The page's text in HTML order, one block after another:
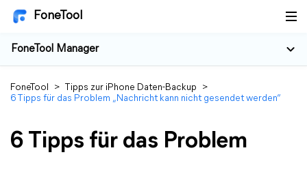
FoneTool
FoneTool Manager
FoneTool > Tipps zur iPhone Daten-Backup
>
6 Tipps für das Problem „Nachricht kann nicht gesendet werden“
6 Tipps für das Problem